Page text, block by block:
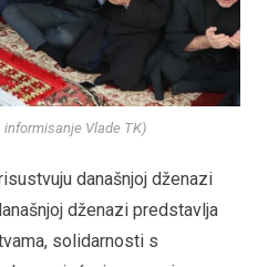
informisanje Vlade TK)
današnjoj dženazi
dženazi predstavlja
solidarnosti s